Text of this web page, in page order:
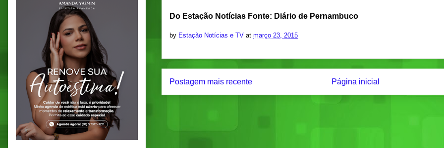
Do Estação Notícias Fonte: Diário de Pernambuco
by Estação Notícias e TV at março 23, 2015
Postagem mais recente Página inicial